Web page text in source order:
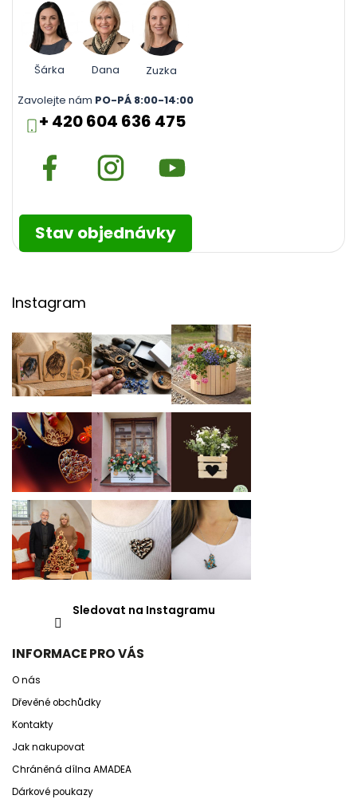
Šárka Dana
Zuzka
Zavolejte nám PO-PÁ 8:00-14:00
+ 420 604 636 475
Stav objednávky
Instagram
Sledovat na Instagramu
INFORMACE PRO VÁS
O nás
Dřevěné obchůdky
Kontakty
Jak nakupovat
Chráněná dílna AMADEA
Dárkové poukazy